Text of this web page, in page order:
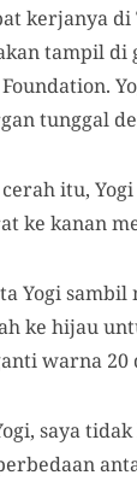
kerjanya di
tampil
tunggal
itu,
ke kanan
Yogi
ke hijau
warna 20
saya